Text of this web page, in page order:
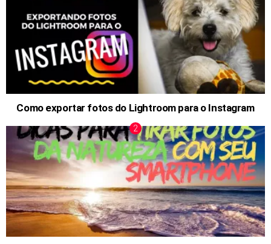
Como exportar fotos do Lightroom para o Instagram